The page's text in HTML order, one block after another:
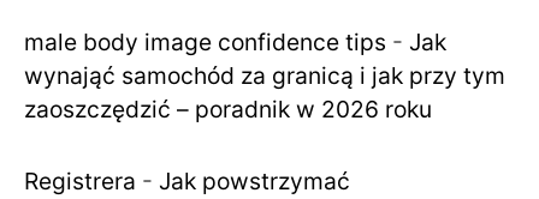
male body image confidence tips - Jak
wynająć samochód za granicą i jak przy tym
zaoszczędzić – poradnik w 2026 roku
Registrera - Jak powstrzymać